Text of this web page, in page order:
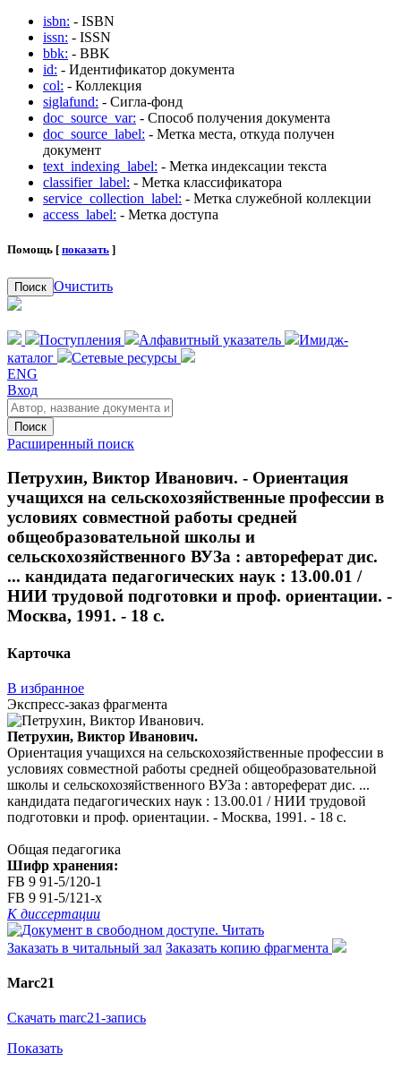
isbn: - ISBN
issn: - ISSN
bbk: - BBK
id: - Идентификатор документа
col: - Коллекция
siglafund: - Сигла-фонд
doc_source_var: - Способ получения документа
doc_source_label: - Метка места, откуда получен
документ
text_indexing_label: - Метка индексации текста
classifier_label: - Метка классификатора
service_collection_label: - Метка служебной коллекции
access_label: - Метка доступа
Помощь [ показать ]
Поиск Очистить
Поступления Алфавитный указатель
Имидж-
каталог
Сетевые ресурсы
ENG
Вход
Поиск
Расширенный поиск
Петрухин, Виктор Иванович. - Ориентация
учащихся на сельскохозяйственные профессии в
условиях совместной работы средней
общеобразовательной школы и
сельскохозяйственного ВУЗа : автореферат дис.
... кандидата педагогических наук : 13.00.01 /
НИИ трудовой подготовки и проф. ориентации. -
Москва, 1991. - 18 с.
Карточка
В избранное
Экспресс-заказ фрагмента
Петрухин, Виктор Иванович.
Ориентация учащихся на сельскохозяйственные профессии в
условиях совместной работы средней общеобразовательной
школы и сельскохозяйственного ВУЗа : автореферат дис. ...
кандидата педагогических наук : 13.00.01 / НИИ трудовой
подготовки и проф. ориентации. - Москва, 1991. - 18 с.
Общая педагогика
Шифр хранения:
FB 9 91-5/120-1
FB 9 91-5/121-x
К диссертации
Читать
Заказать в читальный зал Заказать копию фрагмента
Marc21
Скачать marc21-запись
Показать